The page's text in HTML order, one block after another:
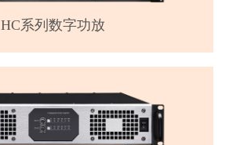
HC系列数字功放